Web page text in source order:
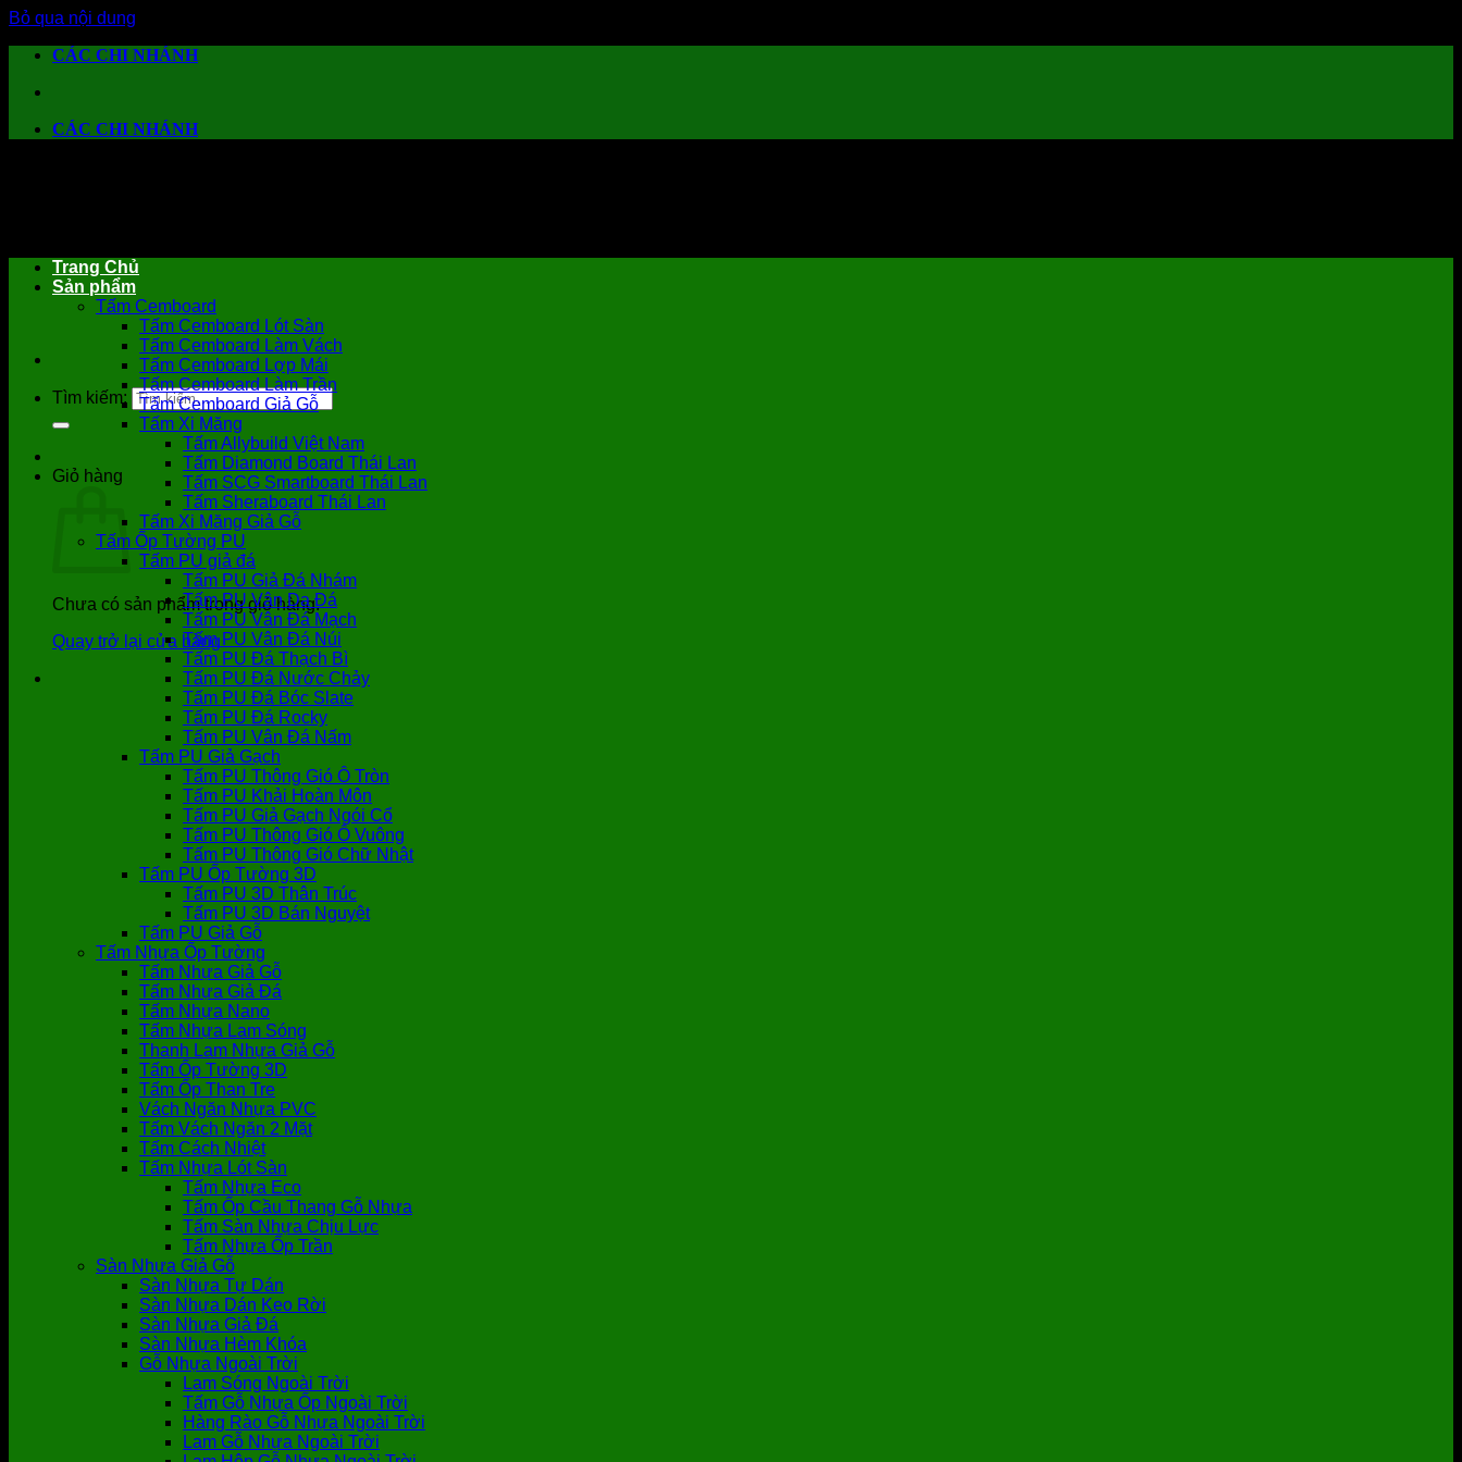
Bỏ qua nội dung
CÁC CHI NHÁNH
CÁC CHI NHÁNH
Tìm kiếm:
Giỏ hàng
Chưa có sản phẩm trong giỏ hàng.
Quay trở lại cửa hàng
Trang Chủ
Sản phẩm
Tấm Cemboard
Tấm Cemboard Lót Sàn
Tấm Cemboard Làm Vách
Tấm Cemboard Lợp Mái
Tấm Cemboard Làm Trần
Tấm Cemboard Giả Gỗ
Tấm Xi Măng
Tấm Allybuild Việt Nam
Tấm Diamond Board Thái Lan
Tấm SCG Smartboard Thái Lan
Tấm Sheraboard Thái Lan
Tấm Xi Măng Giả Gỗ
Tấm Ốp Tường PU
Tấm PU giả đá
Tấm PU Giả Đá Nhám
Tấm PU Vân Da Đá
Tấm PU Vân Đá Mạch
Tấm PU Vân Đá Núi
Tấm PU Đá Thạch Bì
Tấm PU Đá Nước Chảy
Tấm PU Đá Bóc Slate
Tấm PU Đá Rocky
Tấm PU Vân Đá Nấm
Tấm PU Giả Gạch
Tấm PU Thông Gió Ô Tròn
Tấm PU Khải Hoàn Môn
Tấm PU Giả Gạch Ngói Cổ
Tấm PU Thông Gió Ô Vuông
Tấm PU Thông Gió Chữ Nhật
Tấm PU Ốp Tường 3D
Tấm PU 3D Thân Trúc
Tấm PU 3D Bán Nguyệt
Tấm PU Giả Gỗ
Tấm Nhựa Ốp Tường
Tấm Nhựa Giả Gỗ
Tấm Nhựa Giả Đá
Tấm Nhựa Nano
Tấm Nhựa Lam Sóng
Thanh Lam Nhựa Giả Gỗ
Tấm Ốp Tường 3D
Tấm Ốp Than Tre
Vách Ngăn Nhựa PVC
Tấm Vách Ngăn 2 Mặt
Tấm Cách Nhiệt
Tấm Nhựa Lót Sàn
Tấm Nhựa Eco
Tấm Ốp Cầu Thang Gỗ Nhựa
Tấm Sàn Nhựa Chịu Lực
Tấm Nhựa Ốp Trần
Sàn Nhựa Giả Gỗ
Sàn Nhựa Tự Dán
Sàn Nhựa Dán Keo Rời
Sàn Nhựa Giả Đá
Sàn Nhựa Hèm Khóa
Gỗ Nhựa Ngoài Trời
Lam Sóng Ngoài Trời
Tấm Gỗ Nhựa Ốp Ngoài Trời
Hàng Rào Gỗ Nhựa Ngoài Trời
Lam Gỗ Nhựa Ngoài Trời